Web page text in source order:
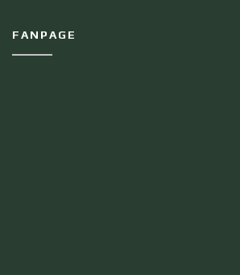
FANPAGE